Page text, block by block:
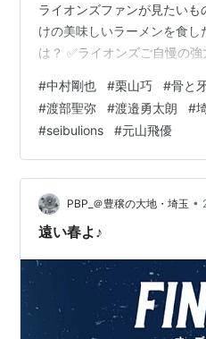
ライオンズファンが見たい
けの美味しいラーメンを食
は？ ✅️ライオンズご自慢の
盤に向け勢い付きまっせ〜
田の後を受けるというのは、
ッシャーだと思うところ、た
ーズ打線に対峙したナベUさ
を浴びはしたものの、過去
ナイスピッチ…
#中村剛也 #栗山巧 #骨と
#渡部聖弥 #渡邉勇太朗 #
#seibulions #元山飛優
PBP_＠豊穣の大地・埼玉 •
遠い春よ♪